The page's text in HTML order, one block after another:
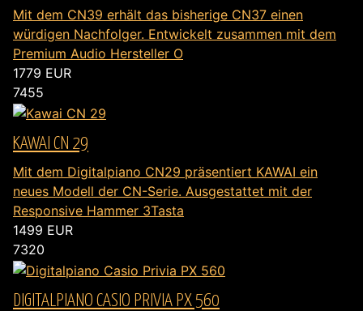
Mit dem CN39 erhält das bisherige CN37 einen
würdigen Nachfolger. Entwickelt zusammen mit dem
Premium Audio Hersteller O
1779 EUR
7455
KAWAI CN 29
Mit dem Digitalpiano CN29 präsentiert KAWAI ein
neues Modell der CN-Serie. Ausgestattet mit der
Responsive Hammer 3Tasta
1499 EUR
7320
DIGITALPIANO CASIO PRIVIA PX 560